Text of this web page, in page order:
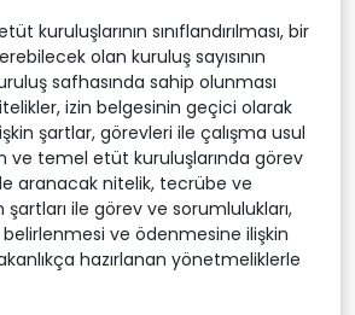
kuruluşlarının sınıflandırılması, bir
olan kuruluş sayısının
safhasında sahip olunması
izin belgesinin geçici olarak
şartlar, görevleri ile çalışma usul
ve temel etüt kuruluşlarında görev
aranacak nitelik, tecrübe ve
ile görev ve sorumlulukları,
ve ödenmesine ilişkin
hazırlanan yönetmeliklerle